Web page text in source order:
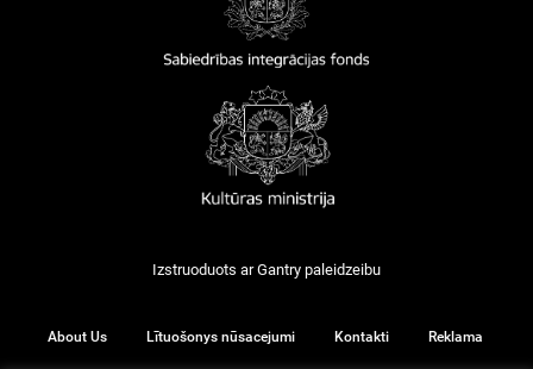
Izstruoduots arGantry paleidzeibu
About Us Lītuošonys nūsacejumi Kontakti Reklama